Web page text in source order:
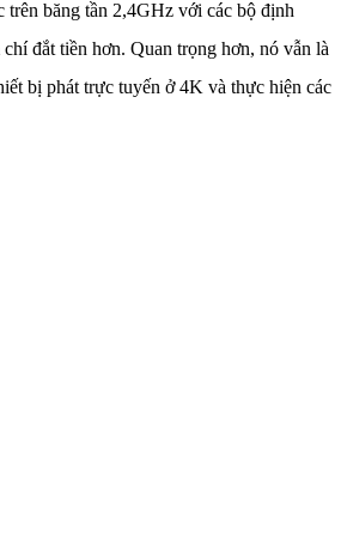
trên băng tần 2,4GHz với các bộ định
đắt tiền hơn. Quan trọng hơn, nó vẫn là
bị phát trực tuyến ở 4K và thực hiện các